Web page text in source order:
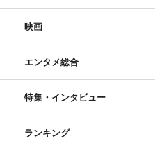
映画
エンタメ総合
特集・インタビュー
ランキング